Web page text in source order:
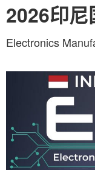
2026印
Electronics